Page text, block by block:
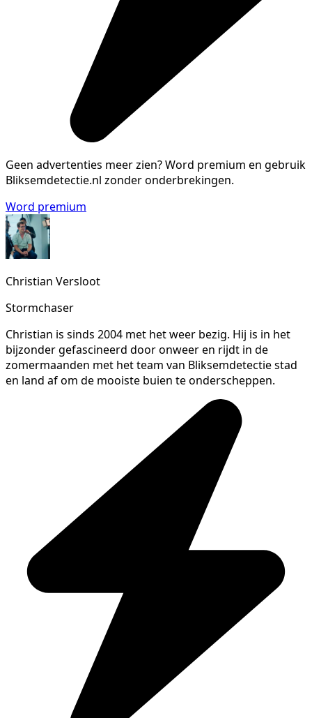
Geen advertenties meer zien?Word premium en gebruik
Bliksemdetectie.nl zonder onderbrekingen.
Word premium
Christian Versloot
Stormchaser
Christian is sinds 2004 met het weer bezig. Hij is in het
bijzonder gefascineerd door onweer en rijdt in de
zomermaanden met het team van Bliksemdetectie stad
en land af om de mooiste buien te onderscheppen.